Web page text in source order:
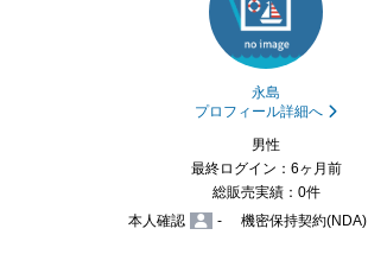
永島
プロフィール詳細へ
男性
最終ログイン：6ヶ月前
総販売実績：0件
本人確認
- 機密保持契約(NDA)